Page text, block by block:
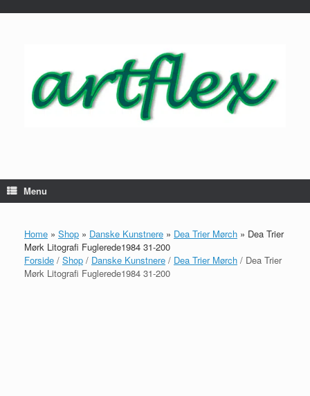
Menu
Home » Shop » Danske Kunstnere » Dea Trier Mørch » Dea Trier
Mørk Litografi Fuglerede1984 31-200
Forside / Shop / Danske Kunstnere / Dea Trier Mørch / Dea Trier
Mørk Litografi Fuglerede1984 31-200